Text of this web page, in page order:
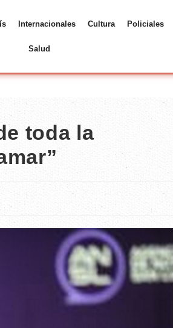
Internacionales Cultura Policiales
Salud
toda la